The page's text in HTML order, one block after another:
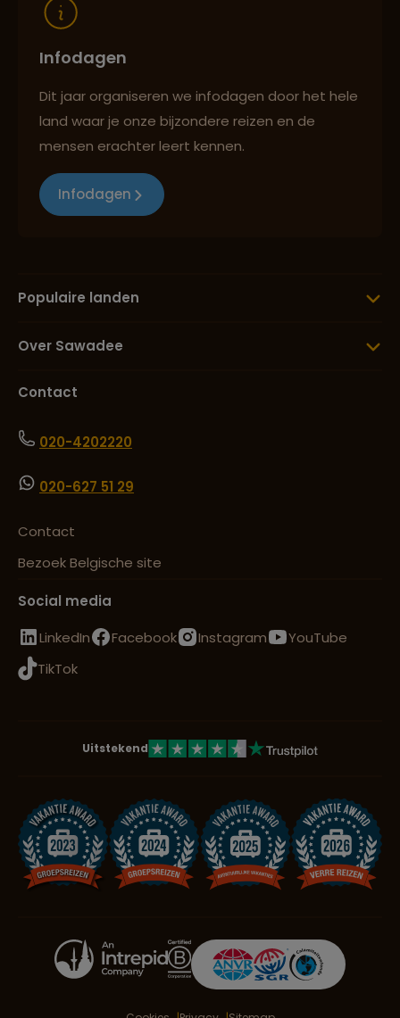
Infodagen
Dit jaar organiseren we infodagen door het hele
land waar je onze bijzondere reizen en de
mensen erachter leert kennen.
Infodagen
Populaire landen
Over Sawadee
Contact
020-4202220
020-627 51 29
Contact
Bezoek Belgische site
Social media
LinkedIn
Facebook Instagram
YouTube
TikTok
Uitstekend